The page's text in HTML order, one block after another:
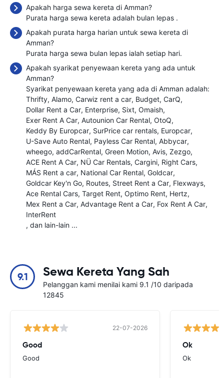
Apakah harga sewa kereta di Amman?
Purata harga sewa kereta adalah bulan lepas .
Apakah purata harga harian untuk sewa kereta di
Amman?
Purata harga sewa bulan lepas ialah setiap hari.
Apakah syarikat penyewaan kereta yang ada untuk
Amman?
Syarikat penyewaan kereta yang ada di Amman adalah:
Thrifty Alamo Carwiz rent a car Budget CarQ
Dollar Rent a Car Enterprise Sixt Omaish
Exer Rent A Car Autounion Car Rental OtoQ
Keddy By Europcar SurPrice car rentals Europcar
U-Save Auto Rental Payless Car Rental Abbycar
wheego addCarRental Green Motion Avis Zezgo
ACE Rent A Car NÜ Car Rentals Cargini Right Cars
MÁS Rent a car National Car Rental Goldcar
Goldcar Key'n Go Routes Street Rent a Car Flexways
Ace Rental Cars Target Rent Optimo Rent Hertz
Mex Rent a Car Advantage Rent a Car Fox Rent A Car
InterRent
, dan lain-lain ...
9.1 Sewa Kereta Yang Sah
Pelanggan kami menilai kami 9.1 /10 daripada
12845
22-07-2026
Good
Good
Ok
Ok